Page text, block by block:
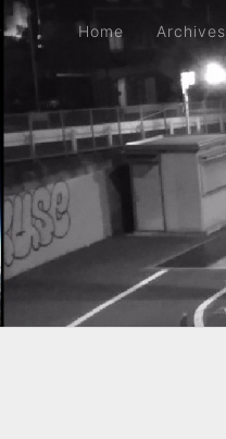
Home Archives
Home